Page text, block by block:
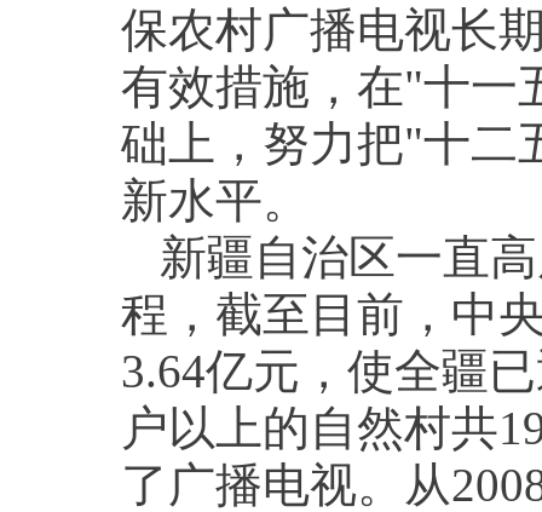
保农村广播电视长
有效措施，在"十一
础上，努力把"十二
新水平。
新疆自治区一直
程，截至目前，中
3.64亿元，使全疆
户以上的自然村共
了广播电视。从